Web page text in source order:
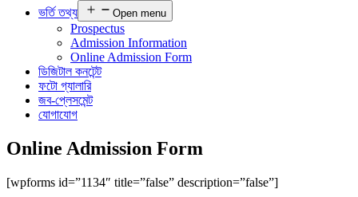
ভর্তি তথ্য
Open menu
Prospectus
Admission Information
Online Admission Form
ডিজিটাল কনটেন্ট
ফটো গ্যালারি
জব-প্লেসমেন্ট
যোগাযোগ
Online Admission Form
[wpforms id=”1134″ title=”false” description=”false”]